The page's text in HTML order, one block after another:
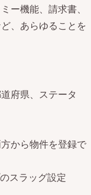
ー機能、請求書、
、あらゆることを
府県、ステータ
から物件を登録で
スラッグ設定